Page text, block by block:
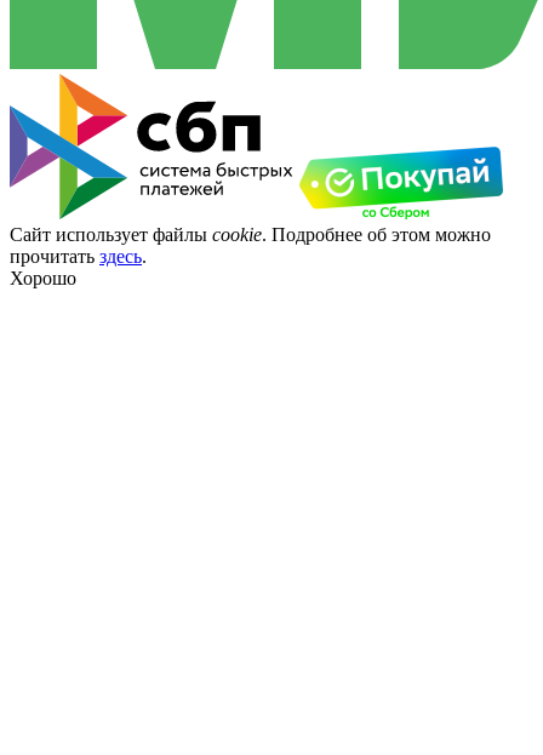
Сайт использует файлы cookie. Подробнее об этом можно
прочитать здесь.
Хорошо